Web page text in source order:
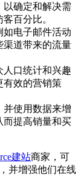
以确定和解决需
百分比。
如电子邮件活动
渠道带来的流量
人口统计和兴趣
有效的营销策
并使用数据来增
而提高销量和买
建站商家，可
并增强他们在线